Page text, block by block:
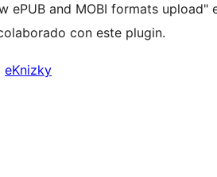
ePUB and MOBI formats
con este plugin.
eKnizky